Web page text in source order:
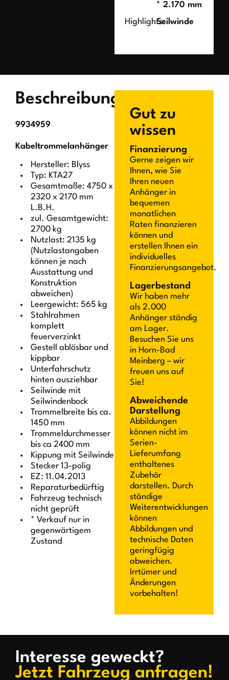
* 2.170 mm
Highlights:Seilwinde
Beschreibung
9934959
Kabeltrommelanhänger
Hersteller: Blyss
Typ: KTA27
Gesamtmaße: 4750 x
2320 x 2170 mm
L.B.H.
zul. Gesamtgewicht:
2700 kg
Nutzlast: 2135 kg
(Nutzlastangaben
können je nach
Ausstattung und
Konstruktion
abweichen)
Leergewicht: 565 kg
Stahlrahmen
komplett
feuerverzinkt
Gestell ablösbar und
kippbar
Unterfahrschutz
hinten ausziehbar
Seilwinde mit
Seilwindenbock
Trommelbreite bis ca.
1450 mm
Trommeldurchmesser
bis ca 2400 mm
Kippung mit Seilwinde
Stecker 13-polig
EZ: 11.04.2013
Reparaturbedürftig
Fahrzeug technisch
nicht geprüft
*Verkauf nur in
gegenwärtigem
Zustand
Gut zu
wissen
Finanzierung
Gerne zeigen wir
Ihnen, wie Sie
Ihren neuen
Anhänger in
bequemen
monatlichen
Raten finanzieren
können und
erstellen Ihnen ein
individuelles
Finanzierungsangebot.
Lagerbestand
Wir haben mehr
als 2.000
Anhänger ständig
am Lager.
Besuchen Sie uns
in Horn-Bad
Meinberg – wir
freuen uns auf
Sie!
Abweichende
Darstellung
Abbildungen
können nicht im
Serien-
Lieferumfang
enthaltenes
Zubehör
darstellen. Durch
ständige
Weiterentwicklungen
können
Abbildungen und
technische Daten
geringfügig
abweichen.
Irrtümer und
Änderungen
vorbehalten!
Interesse geweckt?
Jetzt Fahrzeug anfragen!